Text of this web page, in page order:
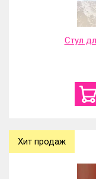
Стул
Хит продаж